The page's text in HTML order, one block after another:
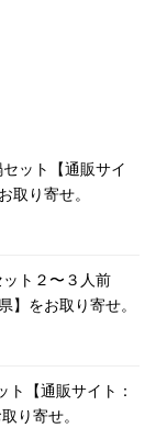
ット【通販サイ
取り寄せ。
ト２〜３人前
】をお取り寄せ。
【通販サイト：
り寄せ。